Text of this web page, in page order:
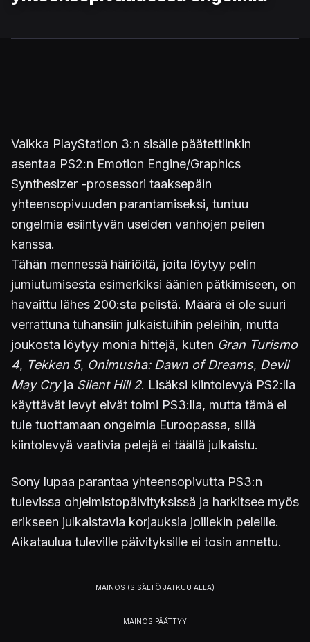
Vaikka PlayStation 3:n sisälle päätettiinkin
asentaa PS2:n Emotion Engine/Graphics
Synthesizer -prosessori taaksepäin
yhteensopivuuden parantamiseksi, tuntuu
ongelmia esiintyvän useiden vanhojen pelien
kanssa.
Tähän mennessä häiriöitä, joita löytyy pelin
jumiutumisesta esimerkiksi äänien pätkimiseen, on
havaittu lähes 200:sta pelistä. Määrä ei ole suuri
verrattuna tuhansiin julkaistuihin peleihin, mutta
joukosta löytyy monia hittejä, kuten Gran Turismo
4, Tekken 5, Onimusha: Dawn of Dreams, Devil
May Cryja Silent Hill 2. Lisäksi kiintolevyä PS2:lla
käyttävät levyt eivät toimi PS3:lla, mutta tämä ei
tule tuottamaan ongelmia Euroopassa, sillä
kiintolevyä vaativia pelejä ei täällä julkaistu.
Sony lupaa parantaa yhteensopivutta PS3:n
tulevissa ohjelmistopäivityksissä ja harkitsee myös
erikseen julkaistavia korjauksia joillekin peleille.
Aikataulua tuleville päivityksille ei tosin annettu.